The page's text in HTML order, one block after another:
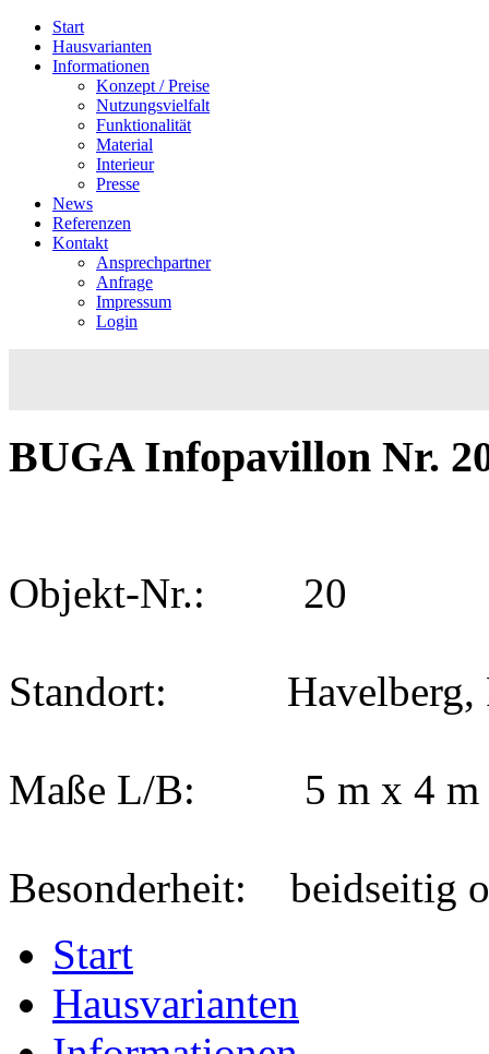
Start
Hausvarianten
Informationen
Konzept / Preise
Nutzungsvielfalt
Funktionalität
Material
Interieur
Presse
News
Referenzen
Kontakt
Ansprechpartner
Anfrage
Impressum
Login
BUGA Infopavillon Nr.
Objekt-Nr.: 20
Standort: Havelberg,
Maße L/B: 5 m x 4 m
Besonderheit: beidseitig
Start
Hausvarianten